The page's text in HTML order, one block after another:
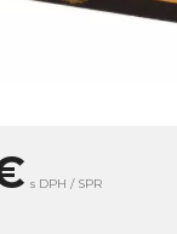
s DPH / SPR